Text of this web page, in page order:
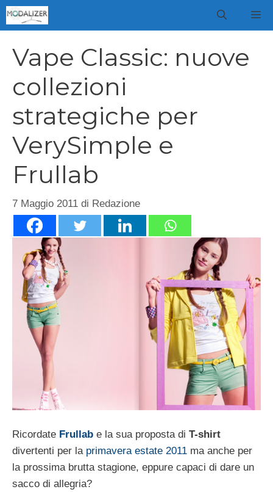
Vai
al
Vape Classic: nuove
collezioni
strategiche per
VerySimple e
Frullab
7 Maggio 2011 di Redazione
Ricordate Frullab e la sua proposta di T-shirt
divertenti per la primavera estate 2011 ma anche per
la prossima brutta stagione, eppure capaci di dare un
sacco di allegria?